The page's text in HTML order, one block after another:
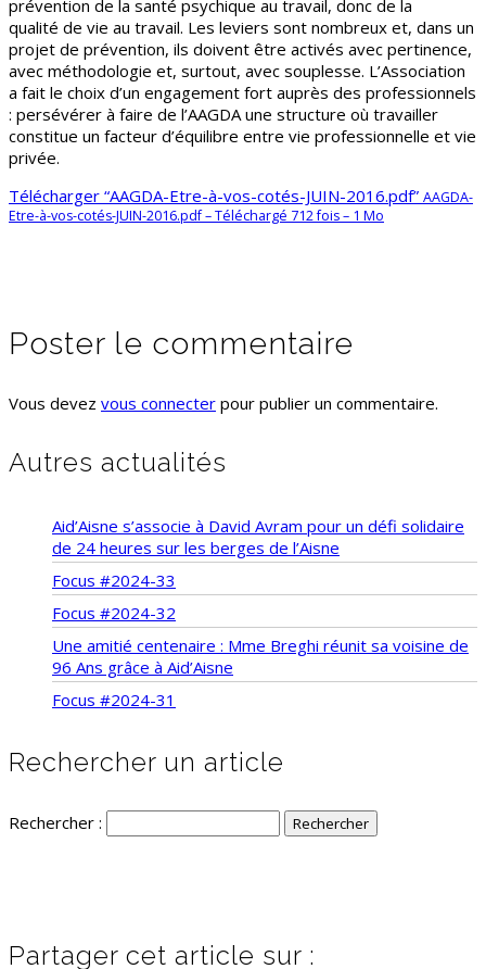
prévention de la santé psychique au travail, donc de la
qualité de vie au travail. Les leviers sont nombreux et, dans un
projet de prévention, ils doivent être activés avec pertinence,
avec méthodologie et, surtout, avec souplesse. L’Association
a fait le choix d’un engagement fort auprès des professionnels
: persévérer à faire de l’AAGDA une structure où travailler
constitue un facteur d’équilibre entre vie professionnelle et vie
privée.
Télécharger “AAGDA-Etre-à-vos-cotés-JUIN-2016.pdf” AAGDA-
Etre-à-vos-cotés-JUIN-2016.pdf – Téléchargé 712 fois – 1 Mo
Poster le commentaire
Vous devez vous connecter pour publier un commentaire.
Autres actualités
Aid’Aisne s’associe à David Avram pour un défi solidaire
de 24 heures sur les berges de l’Aisne
Focus #2024-33
Focus #2024-32
Une amitié centenaire : Mme Breghi réunit sa voisine de
96 Ans grâce à Aid’Aisne
Focus #2024-31
Rechercher un article
Rechercher :
Partager cet article sur :